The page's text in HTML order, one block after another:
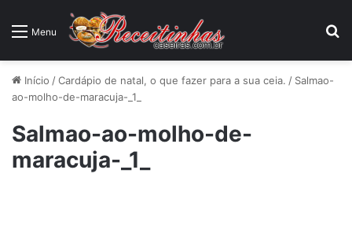
Menu
Início /Cardápio de natal, o que fazer para a sua ceia. / Salmao-
ao-molho-de-maracuja-_1_
Salmao-ao-molho-de-
maracuja-_1_